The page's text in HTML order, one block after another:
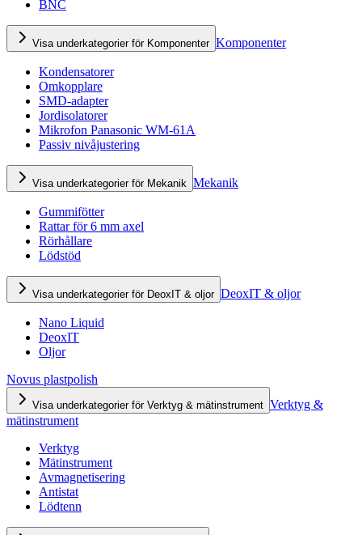
BNC
Visa underkategorier för Komponenter Komponenter
Kondensatorer
Omkopplare
SMD-adapter
Jordisolatorer
Mikrofon Panasonic WM-61A
Passiv nivåjustering
Visa underkategorier för Mekanik Mekanik
Gummifötter
Rattar för 6 mm axel
Rörhållare
Lödstöd
Visa underkategorier för DeoxIT & oljor DeoxIT & oljor
Nano Liquid
DeoxIT
Oljor
Novus plastpolish
Visa underkategorier för Verktyg & mätinstrument Verktyg &
mätinstrument
Verktyg
Mätinstrument
Avmagnetisering
Antistat
Lödtenn